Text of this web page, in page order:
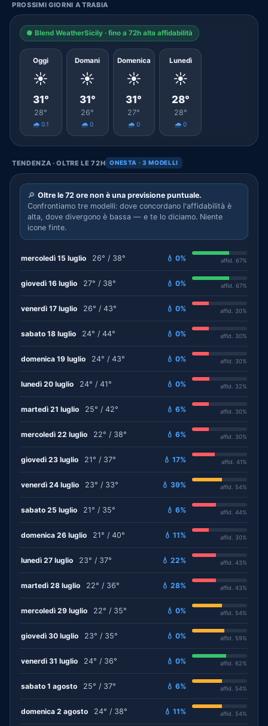
PROSSIMI GIORNI A TRABIA
● Blend WeatherSicily · fino a 72h alta affidabilità
Oggi
☀️
31°
28°
🌧️ 0.1
Domani
☀️
31°
26°
🌧️ 0
Domenica
☀️
31°
27°
🌧️ 0
Lunedì
☀️
28°
28°
🌧️ 0
TENDENZA · OLTRE LE 72H ONESTA · 3 MODELLI
🔎 Oltre le 72 ore non è una previsione puntuale.
Confrontiamo tre modelli: dove concordano l'affidabilità è
alta, dove divergono è bassa — e te lo diciamo. Niente
icone finte.
mercoledì 15 luglio 26° / 38° 💧 0% affid. 67%
giovedì 16 luglio 27° / 38° 💧 0% affid. 67%
venerdì 17 luglio 26° / 43° 💧 0% affid. 30%
sabato 18 luglio 24° / 44° 💧 0% affid. 30%
domenica 19 luglio 24° / 43° 💧 0% affid. 30%
lunedì 20 luglio 24° / 41° 💧 0% affid. 32%
martedì 21 luglio 25° / 42° 💧 6% affid. 30%
mercoledì 22 luglio 22° / 38° 💧 6% affid. 30%
giovedì 23 luglio 21° / 37° 💧 17% affid. 41%
venerdì 24 luglio 23° / 33° 💧 39% affid. 54%
sabato 25 luglio 21° / 35° 💧 6% affid. 44%
domenica 26 luglio 21° / 40° 💧 11% affid. 30%
lunedì 27 luglio 23° / 37° 💧 22% affid. 43%
martedì 28 luglio 22° / 36° 💧 28% affid. 43%
mercoledì 29 luglio 22° / 35° 💧 0% affid. 54%
giovedì 30 luglio 23° / 35° 💧 0% affid. 59%
venerdì 31 luglio 24° / 36° 💧 0% affid. 62%
sabato 1 agosto 25° / 37° 💧 6% affid. 54%
domenica 2 agosto 24° / 38° 💧 11% affid. 54%